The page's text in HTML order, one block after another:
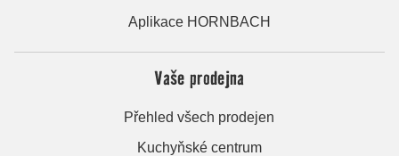
Aplikace HORNBACH
Vaše prodejna
Přehled všech prodejen
Kuchyňské centrum